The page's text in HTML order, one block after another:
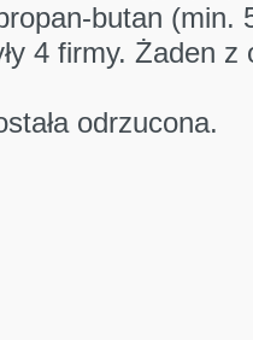
butan (min.
4 firmy. Żaden z
odrzucona.